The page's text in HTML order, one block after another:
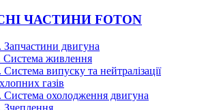
ЧАСТИНИ FOTON
Запчастини двигуна
Система живлення
Система випуску та нейтралізації
газів
Система охолодження двигуна
Зчеплення